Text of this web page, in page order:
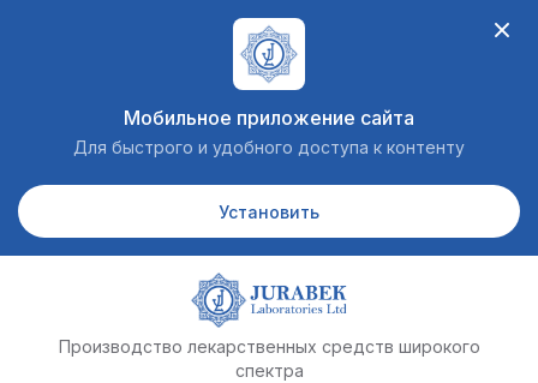
Мобильное приложение сайта
Для быстрого и удобного доступа к контенту
Установить
Производство лекарственных средств широкого
спектра